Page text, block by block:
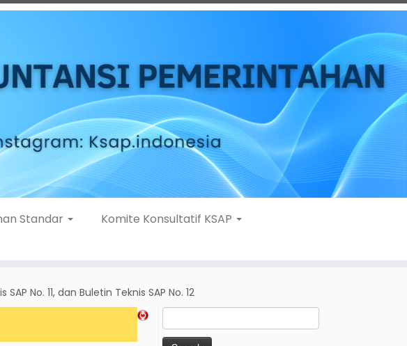
Standar
Komite Konsultatif KSAP
No. 11, dan Buletin Teknis SAP No. 12
Search
for: